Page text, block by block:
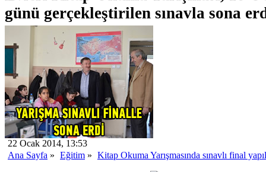
günü gerçekleştirilen sınavla sona
22 Ocak 2014, 13:53
Ana Sayfa » Eğitim » Kitap Okuma Yarışmasında sınavlı final